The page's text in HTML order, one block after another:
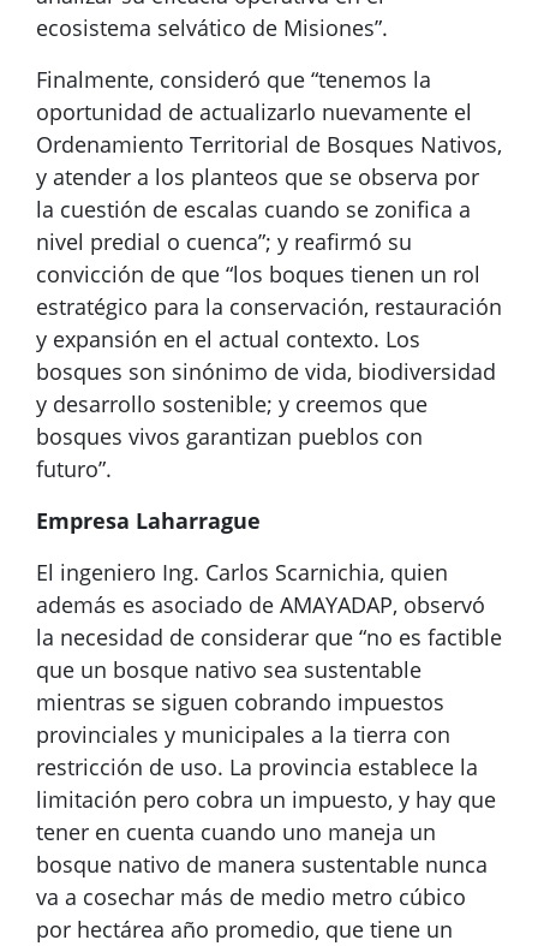
ecosistema selvático de Misiones”.
Finalmente, consideró que “tenemos la
oportunidad de actualizarlo nuevamente el
Ordenamiento Territorial de Bosques Nativos,
y atender a los planteos que se observa por
la cuestión de escalas cuando se zonifica a
nivel predial o cuenca”; y reafirmó su
convicción de que “los boques tienen un rol
estratégico para la conservación, restauración
y expansión en el actual contexto. Los
bosques son sinónimo de vida, biodiversidad
y desarrollo sostenible; y creemos que
bosques vivos garantizan pueblos con
futuro”.
Empresa Laharrague
El ingeniero Ing. Carlos Scarnichia, quien
además es asociado de AMAYADAP, observó
la necesidad de considerar que “no es factible
que un bosque nativo sea sustentable
mientras se siguen cobrando impuestos
provinciales y municipales a la tierra con
restricción de uso. La provincia establece la
limitación pero cobra un impuesto, y hay que
tener en cuenta cuando uno maneja un
bosque nativo de manera sustentable nunca
va a cosechar más de medio metro cúbico
por hectárea año promedio, que tiene un